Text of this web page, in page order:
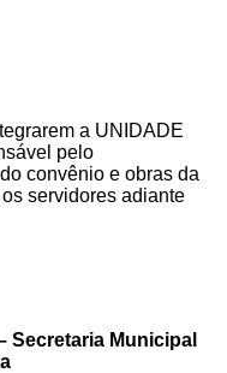
a UNIDADE
pelo
convênio e obras da
servidores adiante
Secretaria Municipal